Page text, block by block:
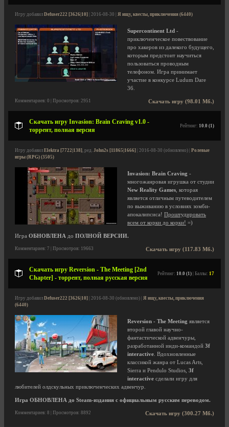
Игру добавил Defuser222 [3626|10] | 2016-08-30 | Я ищу, квесты, приключения (6440)
Supercontinent Ltd -
приключенческое повествование
про хакеров из далекого будущего,
которым предстоит научиться
пользоваться проводным
телефоном. Игра принимает
участие в конкурсе Ludum Dare
36.
Скачать игру (98.01 Мб.)
Комментариев: 0 | Просмотров: 2951
Скачать игру Invasion: Brain Craving v1.0 -
торрент, полная версия
Рейтинг: 10.0 (1)
Игру добавил Elektra [7722|138], ред. John2s [11865|1666] | 2016-08-30 (обновлено) | Ролевые
игры (RPG) (3505)
Invasion: Brain Craving -
многожанровая игрушка от студии
New Reality Games , которая
является отличным путеводителем
по выживанию в условиях зомби-
апокалипсиса! Проштудировать
всем от корки до корки! =)
Игра ОБНОВЛЕНА до ПОЛНОЙ ВЕРСИИ.
Скачать игру (117.83 Мб.)
Комментариев: 7 | Просмотров: 19663
Скачать игру Reversion - The Meeting [2nd
Chapter] - торрент, полная русская версия
Рейтинг: 10.0 (1) | Баллы: 17
Игру добавил Defuser222 [3626|10] | 2016-08-30 (обновлено) | Я ищу, квесты, приключения
(6440)
Reversion - The Meeting является
второй главой научно-
фантастической адвенчуры,
разработанной инди-командой 3f
interactive . Вдохновленные
классикой жанра от Lucas Arts,
Sierra и Pendulo Studios, 3f
interactive сделали игру для
любителей олдскульных приключенческих адвенчур.
Игра ОБНОВЛЕНА до Steam-издания с официальным русским переводом.
Скачать игру (300.27 Мб.)
Комментариев: 8 | Просмотров: 8892